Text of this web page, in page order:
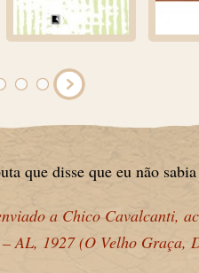
que disse que eu não
a Chico Cavalcanti,
AL, 1927 (O Velho Graça,